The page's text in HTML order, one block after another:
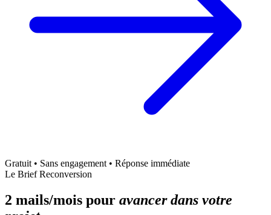
Gratuit • Sans engagement • Réponse immédiate
Le Brief Reconversion
2 mails/mois pour avancer dans votre